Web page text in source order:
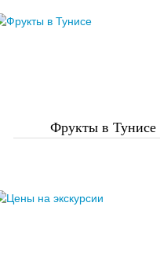
Фрукты в Тунисе